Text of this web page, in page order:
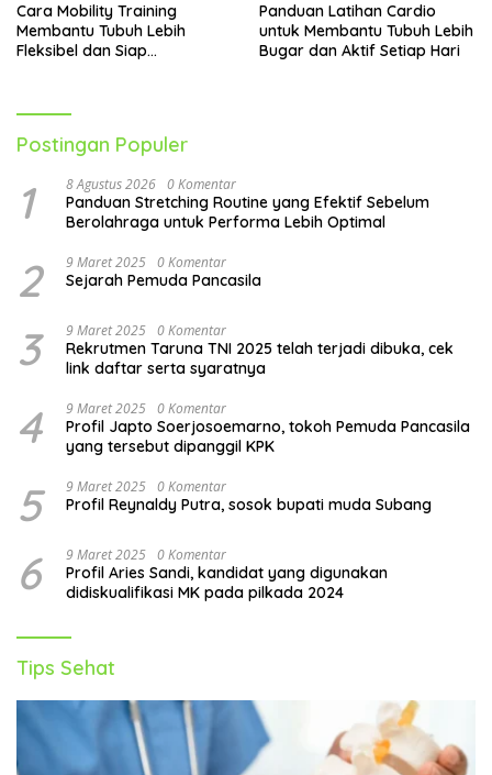
Cara Mobility Training
Membantu Tubuh Lebih
Fleksibel dan Siap
Panduan Latihan Cardio
untuk Membantu Tubuh Lebih
Bugar dan Aktif Setiap Hari
Postingan Populer
1 8 Agustus 2026 0 Komentar
Panduan Stretching Routine yang Efektif Sebelum
Berolahraga untuk Performa Lebih Optimal
2 9 Maret 2025 0 Komentar
Sejarah Pemuda Pancasila
3 9 Maret 2025 0 Komentar
Rekrutmen Taruna TNI 2025 telah terjadi dibuka, cek
link daftar serta syaratnya
4 9 Maret 2025 0 Komentar
Profil Japto Soerjosoemarno, tokoh Pemuda Pancasila
yang tersebut dipanggil KPK
5 9 Maret 2025 0 Komentar
Profil Reynaldy Putra, sosok bupati muda Subang
6 9 Maret 2025 0 Komentar
Profil Aries Sandi, kandidat yang digunakan
didiskualifikasi MK pada pilkada 2024
Tips Sehat